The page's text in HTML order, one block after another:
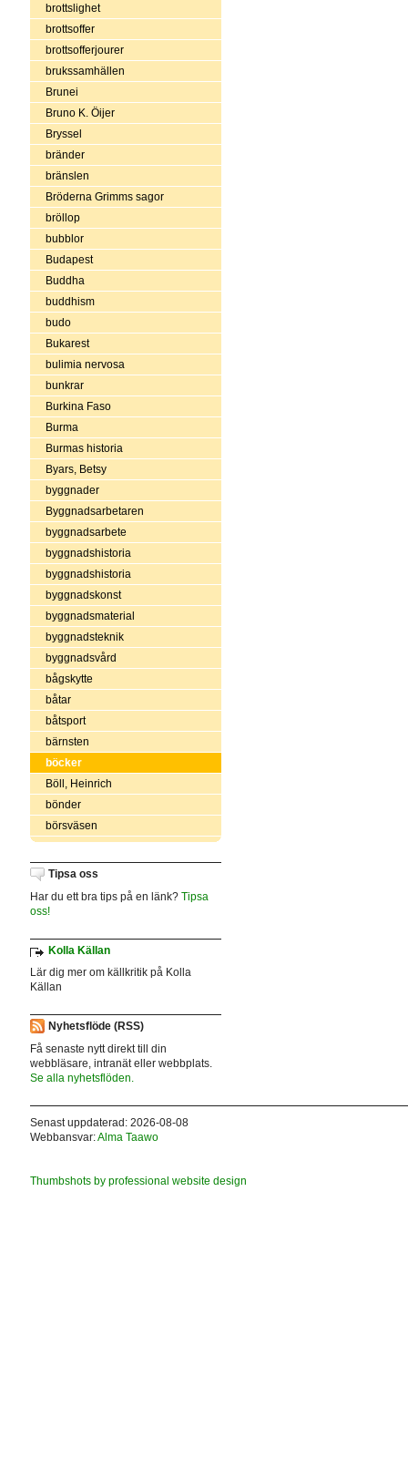
brottslighet
brottsoffer
brottsofferjourer
brukssamhällen
Brunei
Bruno K. Öijer
Bryssel
bränder
bränslen
Bröderna Grimms sagor
bröllop
bubblor
Budapest
Buddha
buddhism
budo
Bukarest
bulimia nervosa
bunkrar
Burkina Faso
Burma
Burmas historia
Byars, Betsy
byggnader
Byggnadsarbetaren
byggnadsarbete
byggnadshistoria
byggnadshistoria
byggnadskonst
byggnadsmaterial
byggnadsteknik
byggnadsvård
bågskytte
båtar
båtsport
bärnsten
böcker
Böll, Heinrich
bönder
börsväsen
Tipsa oss
Har du ett bra tips på en länk? Tipsa
oss!
Kolla Källan
Lär dig mer om källkritik på Kolla
Källan
Nyhetsflöde (RSS)
Få senaste nytt direkt till din
webbläsare, intranät eller webbplats.
Se alla nyhetsflöden.
Senast uppdaterad: 2026-08-08
Webbansvar:Alma Taawo
Thumbshots by professional website design